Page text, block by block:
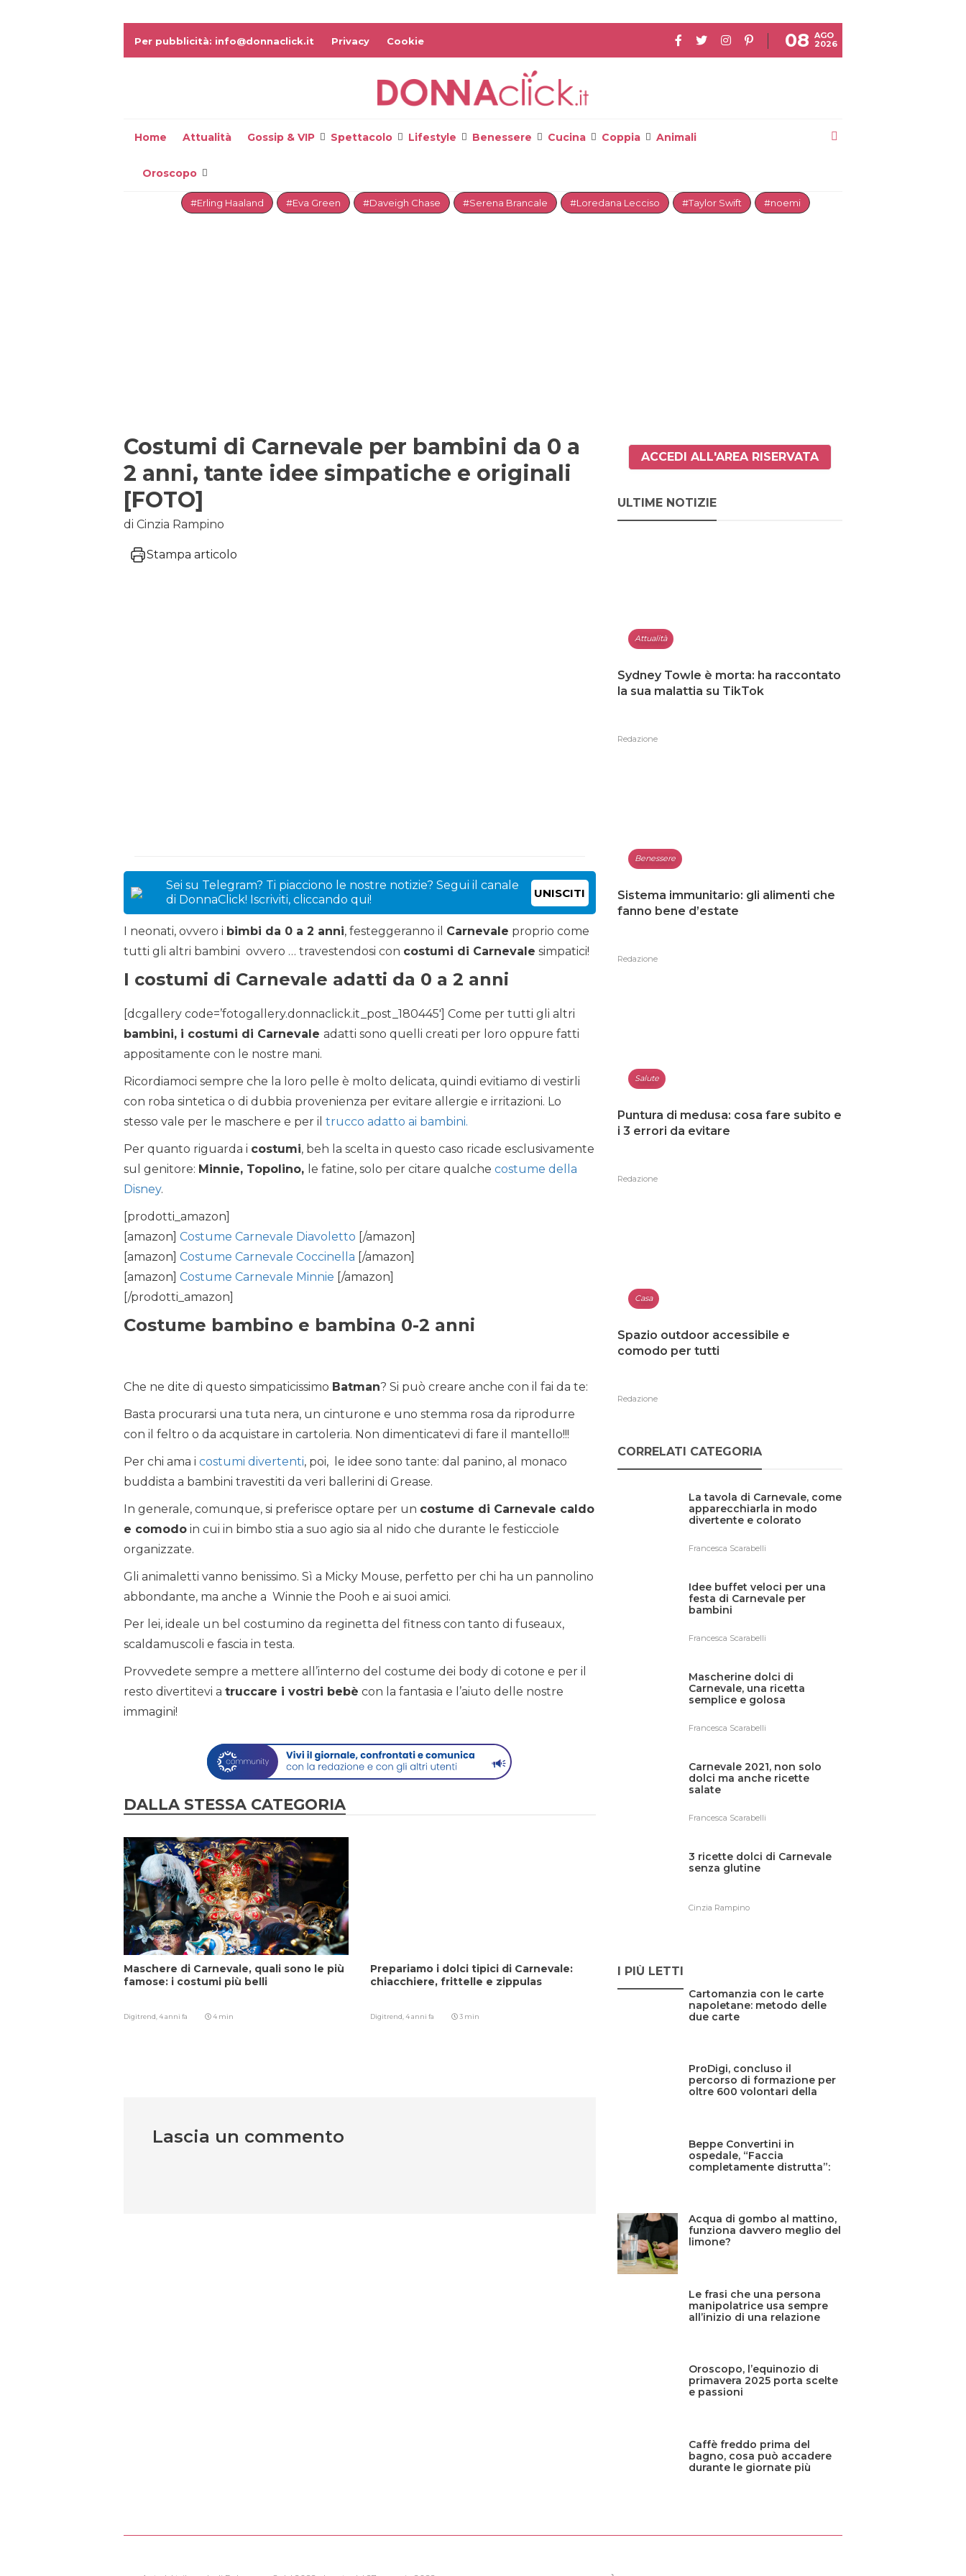
Per pubblicità: info@donnaclick.it Privacy Cookie 08 AGO
2026
Home Attualità Gossip & VIP Spettacolo Lifestyle Benessere Cucina Coppia Animali
Oroscopo
#Erling Haaland #Eva Green #Daveigh Chase #Serena Brancale #Loredana Lecciso #Taylor Swift #noemi
Costumi di Carnevale per bambini da 0 a
2 anni, tante idee simpatiche e originali
[FOTO]
di Cinzia Rampino
Stampa articolo
Sei su Telegram? Ti piacciono le nostre notizie? Segui il canale
di DonnaClick! Iscriviti, cliccando qui!
UNISCITI
I neonati, ovvero i bimbi da 0 a 2 anni, festeggeranno il Carnevale proprio come
tutti gli altri bambini ovvero … travestendosi con costumi di Carnevale simpatici!
I costumi di Carnevale adatti da 0 a 2 anni
[dcgallery code=’fotogallery.donnaclick.it_post_180445′] Come per tutti gli altri
bambini, i costumi di Carnevale adatti sono quelli creati per loro oppure fatti
appositamente con le nostre mani.
Ricordiamoci sempre che la loro pelle è molto delicata, quindi evitiamo di vestirli
con roba sintetica o di dubbia provenienza per evitare allergie e irritazioni. Lo
stesso vale per le maschere e per il trucco adatto ai bambini.
Per quanto riguarda i costumi, beh la scelta in questo caso ricade esclusivamente
sul genitore: Minnie, Topolino, le fatine, solo per citare qualche costume della
Disney.
[prodotti_amazon]
[amazon] Costume Carnevale Diavoletto [/amazon]
[amazon] Costume Carnevale Coccinella [/amazon]
[amazon] Costume Carnevale Minnie [/amazon]
[/prodotti_amazon]
Costume bambino e bambina 0-2 anni
Che ne dite di questo simpaticissimo Batman? Si può creare anche con il fai da te:
Basta procurarsi una tuta nera, un cinturone e uno stemma rosa da riprodurre
con il feltro o da acquistare in cartoleria. Non dimenticatevi di fare il mantello!!!
Per chi ama i costumi divertenti, poi, le idee sono tante: dal panino, al monaco
buddista a bambini travestiti da veri ballerini di Grease.
In generale, comunque, si preferisce optare per un costume di Carnevale caldo
e comodo in cui in bimbo stia a suo agio sia al nido che durante le festicciole
organizzate.
Gli animaletti vanno benissimo. Sì a Micky Mouse, perfetto per chi ha un pannolino
abbondante, ma anche a Winnie the Pooh e ai suoi amici.
Per lei, ideale un bel costumino da reginetta del fitness con tanto di fuseaux,
scaldamuscoli e fascia in testa.
Provvedete sempre a mettere all’interno del costume dei body di cotone e per il
resto divertitevi a truccare i vostri bebè con la fantasia e l’aiuto delle nostre
immagini!
DALLA STESSA CATEGORIA
Maschere di Carnevale, quali sono le più
famose: i costumi più belli
Digitrend,4 anni fa 4 min
Prepariamo i dolci tipici di Carnevale:
chiacchiere, frittelle e zippulas
Digitrend,4 anni fa 3 min
Lascia un commento
ACCEDI ALL'AREA RISERVATA
ULTIME NOTIZIE
Attualità
Sydney Towle è morta: ha raccontato
la sua malattia su TikTok
Redazione
Benessere
Sistema immunitario: gli alimenti che
fanno bene d’estate
Redazione
Salute
Puntura di medusa: cosa fare subito e
i 3 errori da evitare
Redazione
Casa
Spazio outdoor accessibile e
comodo per tutti
Redazione
CORRELATI CATEGORIA
La tavola di Carnevale, come
apparecchiarla in modo
divertente e colorato
Francesca Scarabelli
Idee buffet veloci per una
festa di Carnevale per
bambini
Francesca Scarabelli
Mascherine dolci di
Carnevale, una ricetta
semplice e golosa
Francesca Scarabelli
Carnevale 2021, non solo
dolci ma anche ricette
salate
Francesca Scarabelli
3 ricette dolci di Carnevale
senza glutine
Cinzia Rampino
I PIÙ LETTI
Cartomanzia con le carte
napoletane: metodo delle
due carte
ProDigi, concluso il
percorso di formazione per
oltre 600 volontari della
Beppe Convertini in
ospedale, “Faccia
completamente distrutta”:
Acqua di gombo al mattino,
funziona davvero meglio del
limone?
Le frasi che una persona
manipolatrice usa sempre
all’inizio di una relazione
Oroscopo, l’equinozio di
primavera 2025 porta scelte
e passioni
Caffè freddo prima del
bagno, cosa può accadere
durante le giornate più